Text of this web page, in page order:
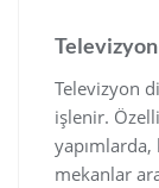
Televizyon
işlenir.
yapımlarda,
mekanlar